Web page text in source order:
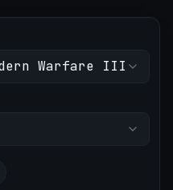
Warfare III